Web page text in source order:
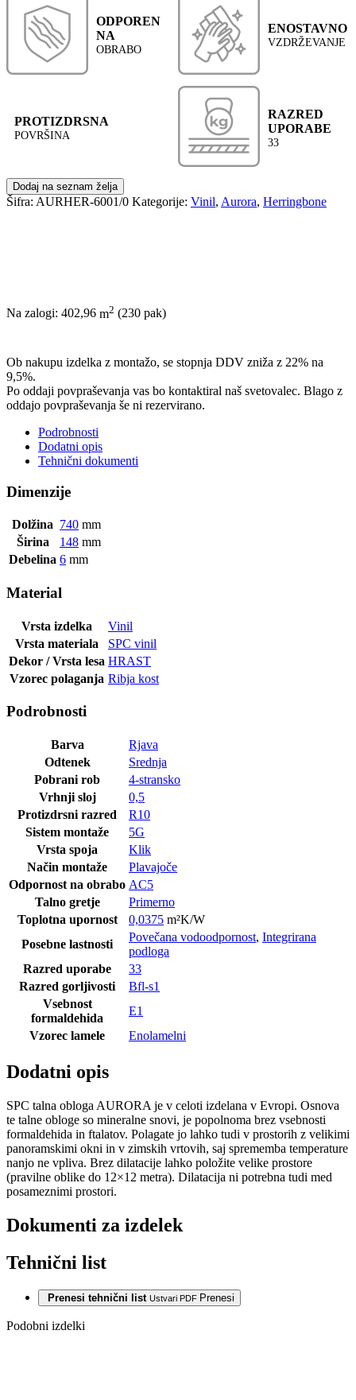
ODPOREN
NA
OBRABO
ENOSTAVNO
VZDRŽEVANJE
PROTIZDRSNA
POVRŠINA
RAZRED
UPORABE
33
Dodaj na seznam želja
Šifra: AURHER-6001/0 Kategorije: Vinil, Aurora, Herringbone
Na zalogi: 402,96 m2 (230 pak)
Ob nakupu izdelka z montažo, se stopnja DDV zniža z 22% na
9,5%.
Po oddaji povpraševanja vas bo kontaktiral naš svetovalec. Blago z
oddajo povpraševanja še ni rezervirano.
Podrobnosti
Dodatni opis
Tehnični dokumenti
Dimenzije
Dolžina 740 mm
Širina
148 mm
Debelina 6 mm
Material
Vrsta izdelka
Vinil
Vrsta materiala
SPC vinil
Dekor / Vrsta lesa HRAST
Vzorec polaganja Ribja kost
Podrobnosti
Barva
Rjava
Odtenek
Srednja
Pobrani rob
4-stransko
Vrhnji sloj
0,5
Protizdrsni razred
R10
Sistem montaže
5G
Vrsta spoja
Klik
Način montaže
Plavajoče
Odpornost na obrabo AC5
Talno gretje
Primerno
Toplotna upornost
0,0375 m²K/W
Posebne lastnosti
Povečana vodoodpornost, Integrirana
podloga
Razred uporabe
33
Razred gorljivosti
Bfl-s1
Vsebnost
formaldehida
E1
Vzorec lamele
Enolamelni
Dodatni opis
SPC talna obloga AURORA je v celoti izdelana v Evropi. Osnova
te talne obloge so mineralne snovi, je popolnoma brez vsebnosti
formaldehida in ftalatov. Polagate jo lahko tudi v prostorih z velikimi
panoramskimi okni in v zimskih vrtovih, saj sprememba temperature
nanjo ne vpliva. Brez dilatacije lahko položite velike prostore
(pravilne oblike do 12×12 metra). Dilatacija ni potrebna tudi med
posameznimi prostori.
Dokumenti za izdelek
Tehnični list
Prenesi tehnični list Ustvari PDF Prenesi
Podobni izdelki